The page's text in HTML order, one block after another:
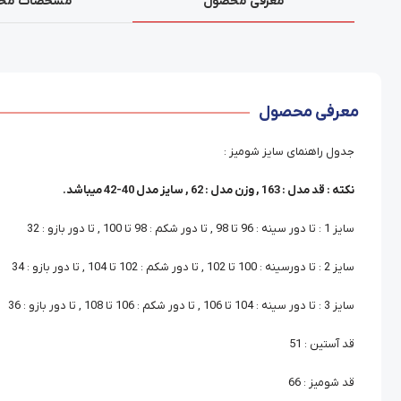
معرفی محصول
جدول راهنمای سایز شومیز :
نکته : قد مدل : 163 , وزن مدل : 62 , سایز مدل 40-42 میباشد.
سایز 1 : تا دور سینه : 96 تا 98 , تا دور شکم : 98 تا 100 , تا دور بازو : 32
سایز 2 : تا دورسینه : 100 تا 102 , تا دور شکم : 102 تا 104 , تا دور بازو : 34
سایز 3 : تا دور سینه : 104 تا 106 , تا دور شکم : 106 تا 108 , تا دور بازو : 36
قد آستین : 51
قد شومیز : 66